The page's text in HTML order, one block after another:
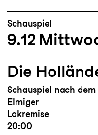
Schauspiel
9.12
Die
Schauspiel nach
Elmiger
Lokremise
20:00